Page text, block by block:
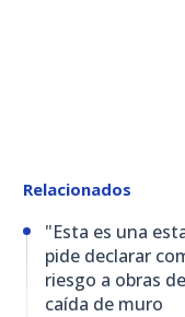
Relacionados
"Esta es una
pide declarar
riesgo a obras
caída de muro